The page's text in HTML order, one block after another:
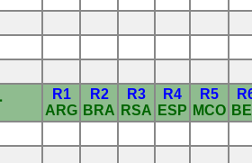
R1
ARG
R2
BRA
R3
RSA
R4
ESP
R5
MCO